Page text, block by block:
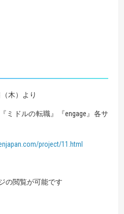
木）より
ミドルの転職』『engage』各サ
project/11.html
の閲覧が可能です